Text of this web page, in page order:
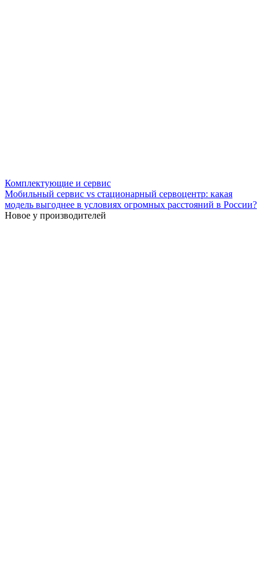
Комплектующие и сервис
Мобильный сервис vs стационарный сервоцентр: какая
модель выгоднее в условиях огромных расстояний в России?
Новое у производителей